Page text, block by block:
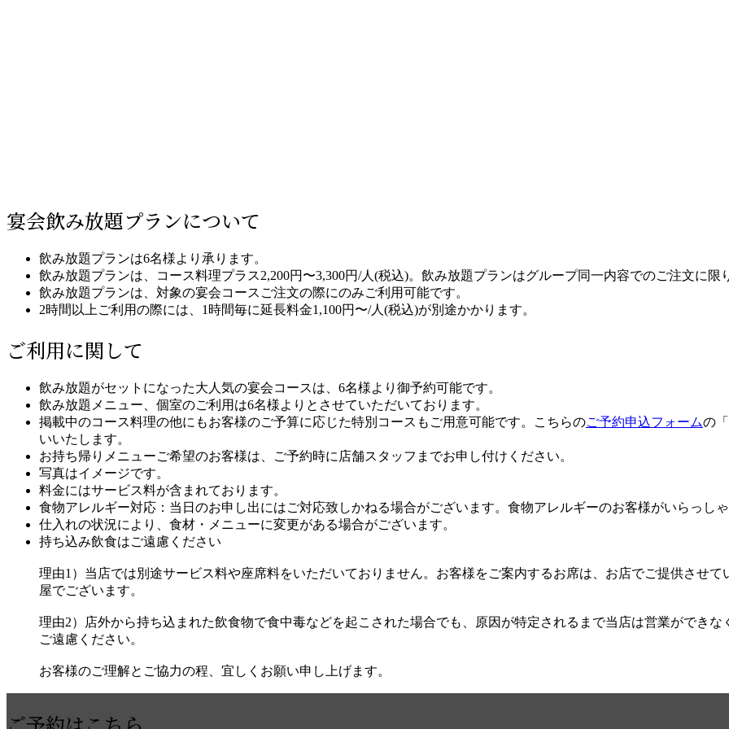
宴会飲み放題プランについて
飲み放題プランは6名様より承ります。
飲み放題プランは、コース料理プラス2,200円〜3,300円/人(税込)。飲み放題プランはグループ同一内容でのご注文に限
飲み放題プランは、対象の宴会コースご注文の際にのみご利用可能です。
2時間以上ご利用の際には、1時間毎に延長料金1,100円〜/人(税込)が別途かかります。
ご利用に関して
飲み放題がセットになった大人気の宴会コースは、6名様より御予約可能です。
飲み放題メニュー、個室のご利用は6名様よりとさせていただいております。
掲載中のコース料理の他にもお客様のご予算に応じた特別コースもご用意可能です。こちらのご予約申込フォームの
いいたします。
お持ち帰りメニューご希望のお客様は、ご予約時に店舗スタッフまでお申し付けください。
写真はイメージです。
料金にはサービス料が含まれております。
食物アレルギー対応：当日のお申し出にはご対応致しかねる場合がございます。食物アレルギーのお客様がいらっし
仕入れの状況により、食材・メニューに変更がある場合がございます。
持ち込み飲食はご遠慮ください
理由1）当店では別途サービス料や座席料をいただいておりません。お客様をご案内するお席は、お店でご提供させ
屋でございます。
理由2）店外から持ち込まれた飲食物で食中毒などを起こされた場合でも、原因が特定されるまで当店は営業ができ
ご遠慮ください。
お客様のご理解とご協力の程、宜しくお願い申し上げます。